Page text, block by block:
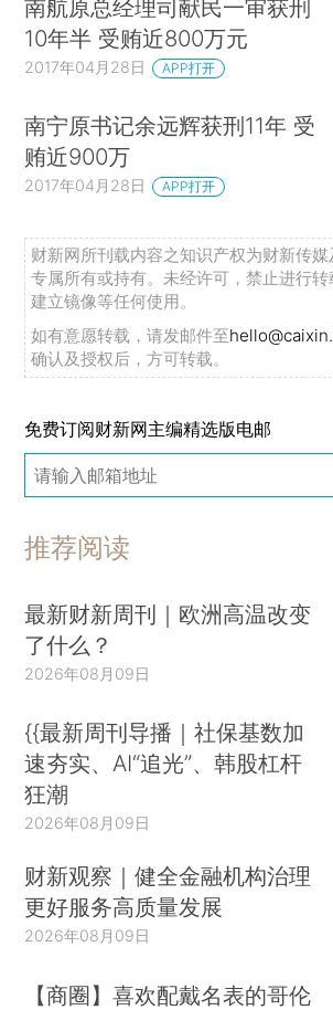
南航原总经理司献民一审获刑
10年半 受贿近800万元
2017年04月28日 APP打开
南宁原书记余远辉获刑11年 受
贿近900万
2017年04月28日 APP打开
财新网所刊载内容之知识产权为财新传
专属所有或持有。未经许可，禁止进行转
建立镜像等任何使用。
如有意愿转载，请发邮件至
确认及授权后，方可转载。
免费订阅财新网主编精选版电邮
推荐阅读
最新财新周刊｜欧洲高温改变
了什么？
2026年08月09日
{{最新周刊导播｜社保基数加
速夯实、AI“追光”、韩股杠杆
狂潮
2026年08月09日
财新观察｜健全金融机构治理
更好服务高质量发展
2026年08月09日
【商圈】喜欢配戴名表的哥伦